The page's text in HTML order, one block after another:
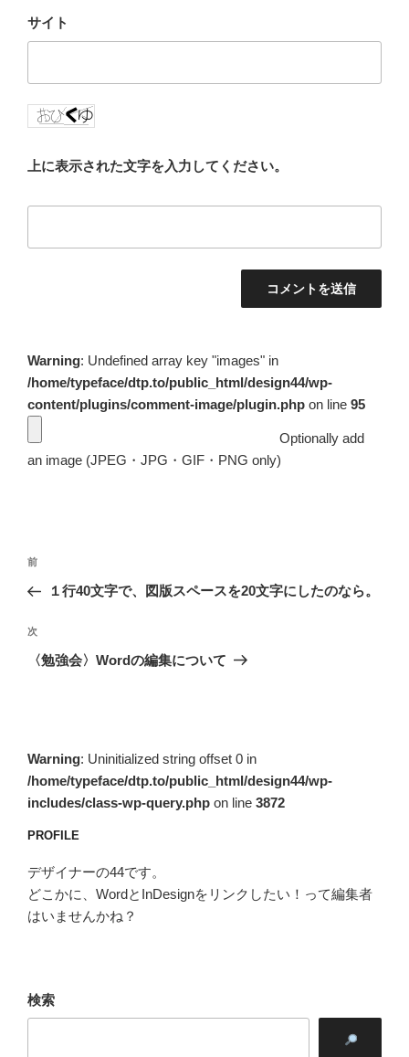
サイト
上に表示された文字を入力してください。
Warning: Undefined array key "images" in
/home/typeface/dtp.to/public_html/design44/wp-
content/plugins/comment-image/plugin.php on line 95
Optionally add
an image (JPEG・JPG・GIF・PNG only)
投
ナ
ビ
ゲ
ン
前
の
稿
前
１行40文字で、図版スペースを20文字にしたのなら。
次
の
次
〈勉強会〉Wordの編集について
Warning: Uninitialized string offset 0 in
/home/typeface/dtp.to/public_html/design44/wp-
includes/class-wp-query.php on line 3872
PROFILE
デザイナーの44です。
どこかに、WordとInDesignをリンクしたい！って編集者
はいませんかね？
検索